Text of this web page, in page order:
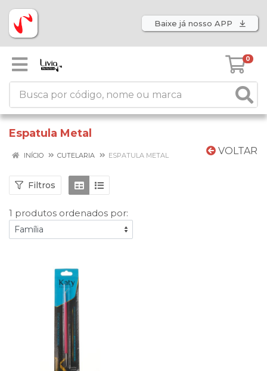
Baixe já nosso APP
0
Espatula Metal
VOLTAR
INÍCIO CUTELARIA ESPATULA METAL
Filtros
1 produtos ordenados por: